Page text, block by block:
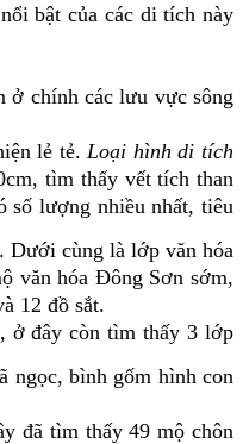
bật của các di tích này
ở chính các lưu vực sông
lẻ tẻ. Loại hình di tích
tìm thấy vết tích than
số lượng nhiều nhất, tiêu
Dưới cùng là lớp văn hóa
văn hóa Đông Sơn sớm,
12 đồ sắt.
ở đây còn tìm thấy 3 lớp
ngọc, bình gốm hình con
đã tìm thấy 49 mộ chôn